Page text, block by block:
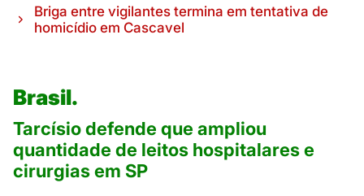
Briga entre vigilantes termina em tentativa de
homicídio em Cascavel
Brasil.
Tarcísio defende que ampliou
quantidade de leitos hospitalares e
cirurgias em SP